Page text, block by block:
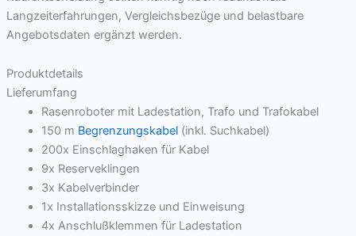
Langzeiterfahrungen, Vergleichsbezüge und belastbare
Angebotsdaten ergänzt werden.
Produktdetails
Lieferumfang
Rasenroboter mit Ladestation, Trafo und Trafokabel
150 m Begrenzungskabel(inkl. Suchkabel)
200x Einschlaghaken für Kabel
9x Reserveklingen
3x Kabelverbinder
1x Installationsskizze und Einweisung
4x Anschlußklemmen für Ladestation